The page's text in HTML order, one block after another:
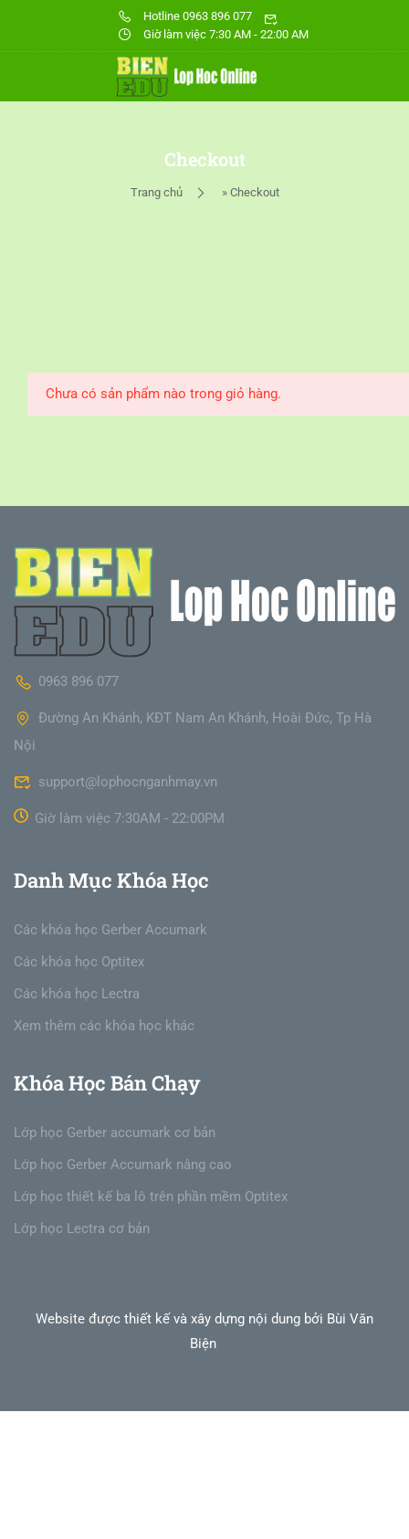
Hotline 0963 896 077
Giờ làm việc 7:30 AM - 22:00 AM
Checkout
Trang chủ » Checkout
Chưa có sản phẩm nào trong giỏ hàng.
0963 896 077
Đường An Khánh, KĐT Nam An Khánh, Hoài Đức, Tp Hà
Nội
support@lophocnganhmay.vn
Giờ làm việc 7:30AM - 22:00PM
Danh Mục Khóa Học
Các khóa học Gerber Accumark
Các khóa học Optitex
Các khóa học Lectra
Xem thêm các khóa học khác
Khóa Học Bán Chạy
Lớp học Gerber accumark cơ bản
Lớp học Gerber Accumark nâng cao
Lớp học thiết kế ba lô trên phần mềm Optitex
Lớp học Lectra cơ bản
Website được thiết kế và xây dựng nội dung bởi Bùi Văn
Biện